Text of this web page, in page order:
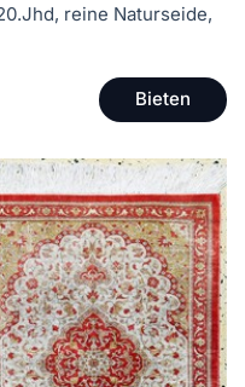
reine Naturseide,
Bieten